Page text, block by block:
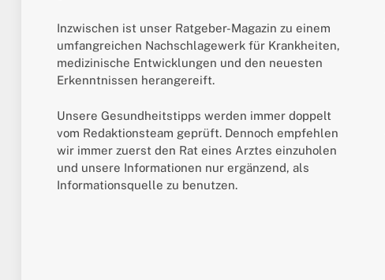
Inzwischen ist unser Ratgeber-Magazin zu einem
umfangreichen Nachschlagewerk für Krankheiten,
medizinische Entwicklungen und den neuesten
Erkenntnissen herangereift.
Unsere Gesundheitstipps werden immer doppelt
vom Redaktionsteam geprüft. Dennoch empfehlen
wir immer zuerst den Rat eines Arztes einzuholen
und unsere Informationen nur ergänzend, als
Informationsquelle zu benutzen.